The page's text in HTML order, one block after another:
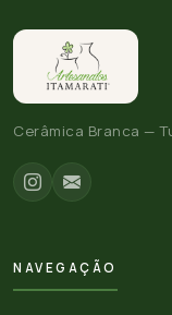
Cerâmica Branca —
NAVEGAÇÃO